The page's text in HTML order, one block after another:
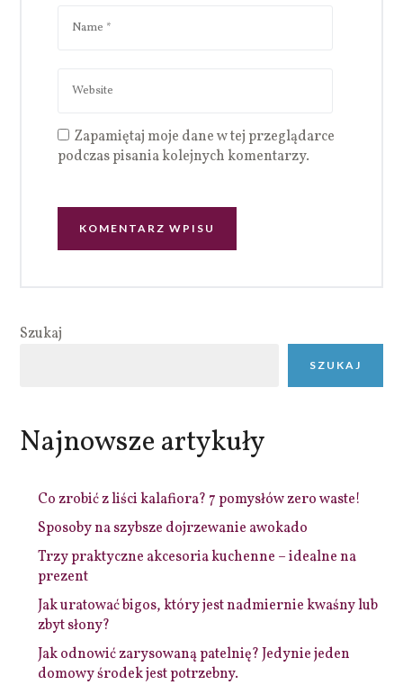
Zapamiętaj moje dane w tej przeglądarce
podczas pisania kolejnych komentarzy.
Szukaj
SZUKAJ
Najnowsze artykuły
Co zrobić z liści kalafiora? 7 pomysłów zero waste!
Sposoby na szybsze dojrzewanie awokado
Trzy praktyczne akcesoria kuchenne – idealne na
prezent
Jak uratować bigos, który jest nadmiernie kwaśny lub
zbyt słony?
Jak odnowić zarysowaną patelnię? Jedynie jeden
domowy środek jest potrzebny.